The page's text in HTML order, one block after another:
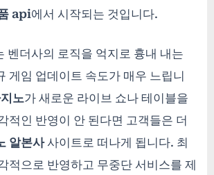
api에서 시작되는 것입니다.
벤더사의 로직을 억지로 흉내 내는
게임 업데이트 속도가 매우 느립니
노가 새로운 라이브 쇼나 테이블을
적인 반영이 안 된다면 고객들은 더
알본사사이트로 떠나게 됩니다. 최
적으로 반영하고 무중단 서비스를 제